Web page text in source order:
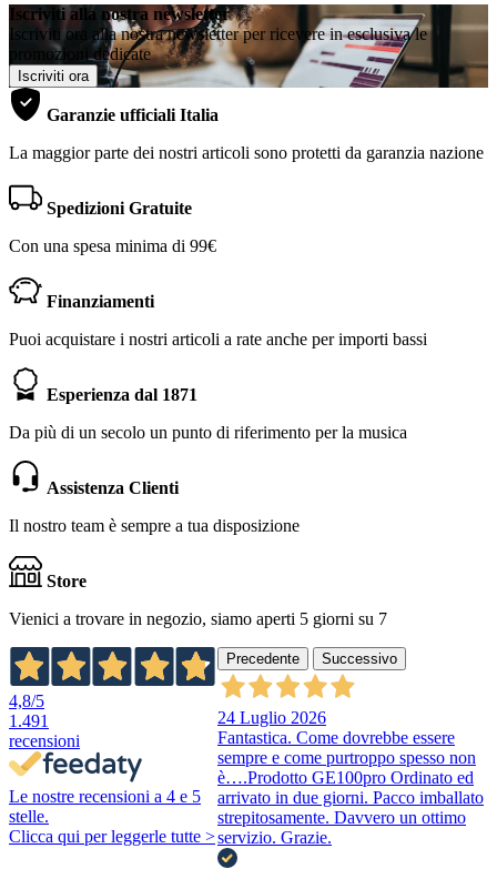
Iscriviti alla nostra newsletter
Iscriviti ora alla nostra newsletter per ricevere in esclusiva le
promozioni dedicate
Iscriviti ora
Garanzie ufficiali Italia
La maggior parte dei nostri articoli sono protetti da garanzia nazione
Spedizioni Gratuite
Con una spesa minima di 99€
Finanziamenti
Puoi acquistare i nostri articoli a rate anche per importi bassi
Esperienza dal 1871
Da più di un secolo un punto di riferimento per la musica
Assistenza Clienti
Il nostro team è sempre a tua disposizione
Store
Vienici a trovare in negozio, siamo aperti 5 giorni su 7
4,8/5
1.491
recensioni
Le nostre recensioni a 4 e 5
stelle.
Clicca qui per leggerle tutte >
Precedente Successivo
24 Luglio 2026
Fantastica. Come dovrebbe essere
sempre e come purtroppo spesso non
è….Prodotto GE100pro Ordinato ed
arrivato in due giorni. Pacco imballato
strepitosamente. Davvero un ottimo
servizio. Grazie.